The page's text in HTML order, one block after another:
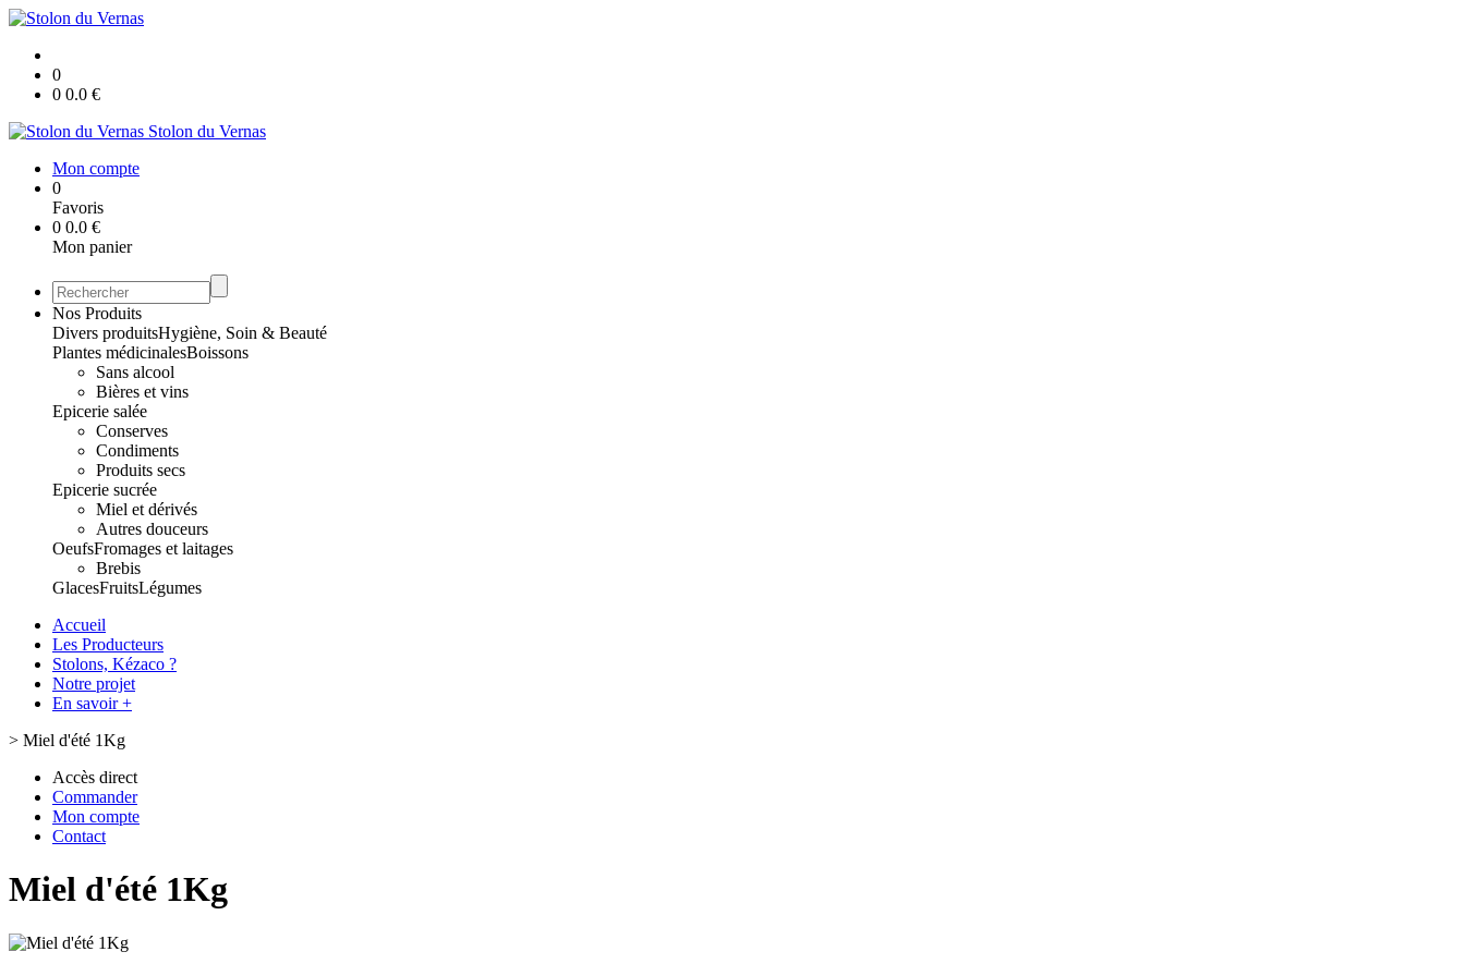
0
0 0.0 €
Stolon du Vernas
Mon compte
0
Favoris
0 0.0 €
Mon panier
Nos Produits
Divers produitsHygiène, Soin & Beauté
Plantes médicinalesBoissons
Sans alcool
Bières et vins
Epicerie salée
Conserves
Condiments
Produits secs
Epicerie sucrée
Miel et dérivés
Autres douceurs
OeufsFromages et laitages
Brebis
GlacesFruitsLégumes
Accueil
Les Producteurs
Stolons, Kézaco ?
Notre projet
En savoir +
> Miel d'été 1Kg
Accès direct
Commander
Mon compte
Contact
Miel d'été 1Kg